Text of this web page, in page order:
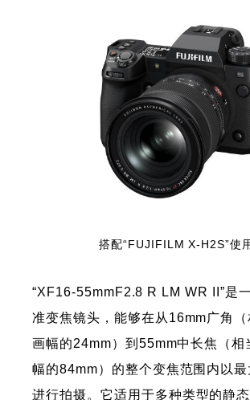
搭配“FUJIFILM X-H2S”使
“XF16-55mmF2.8 R LM WR II”是
准变焦镜头，能够在从16mm广角
画幅的24mm）到55mm中长焦（相
幅的84mm）的整个变焦范围内以
进行拍摄。它适用于多种类型的静